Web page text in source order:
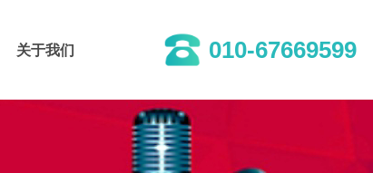
关于我们 010-67669599